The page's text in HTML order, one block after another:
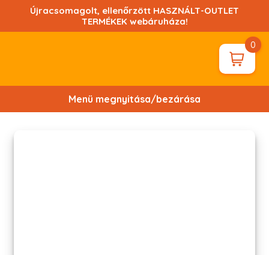
tartalomhoz!
Újracsomagolt, ellenőrzött HASZNÁLT-OUTLET
TERMÉKEK webáruháza!
0
Menü megnyitása/bezárása